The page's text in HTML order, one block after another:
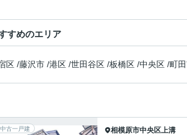
すめのエリア
区 /藤沢市 /港区 /世田谷区 /板橋区 /中央区 /町
中古一戸建 相模原市中央区上溝